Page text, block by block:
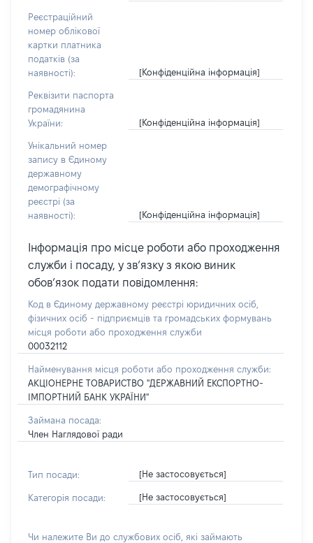
Реєстраційний
номер облікової
картки платника
податків (за
наявності):
[Конфіденційна інформація]
Реквізити паспорта
громадянина
України:
[Конфіденційна інформація]
Унікальний номер
запису в Єдиному
державному
демографічному
реєстрі (за
наявності):
[Конфіденційна інформація]
Інформація про місце роботи або проходження
служби і посаду, у зв’язку з якою виник
обов’язок подати повідомлення:
Код в Єдиному державному реєстрі юридичних осіб,
фізичних осіб - підприємців та громадських формувань
місця роботи або проходження служби
00032112
Найменування місця роботи або проходження служби:
АКЦІОНЕРНЕ ТОВАРИСТВО "ДЕРЖАВНИЙ ЕКСПОРТНО-
ІМПОРТНИЙ БАНК УКРАЇНИ"
Займана посада:
Член Наглядової ради
Тип посади: [Не застосовується]
Категорія посади: [Не застосовується]
Чи належите Ви до службових осіб, які займають